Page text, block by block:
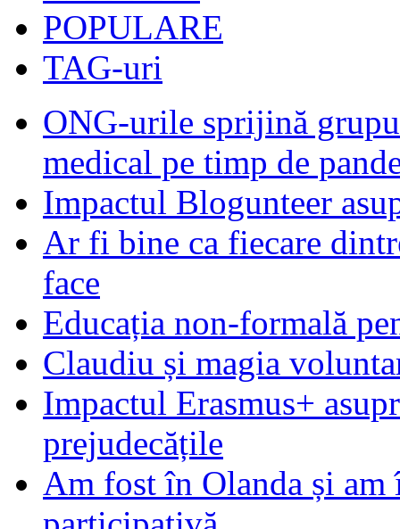
POPULARE
TAG-uri
ONG-urile sprijină
medical pe timp de
Impactul Blogunteer
Ar fi bine ca fiecare
face
Educația non-formală
Claudiu și magia
Impactul Erasmus+
prejudecățile
Am fost în Olanda și am